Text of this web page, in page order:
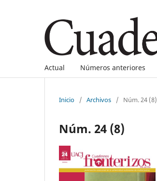
Actual Números anteriores
Inicio / Archivos / Núm. 24 (8)
Núm. 24 (8)